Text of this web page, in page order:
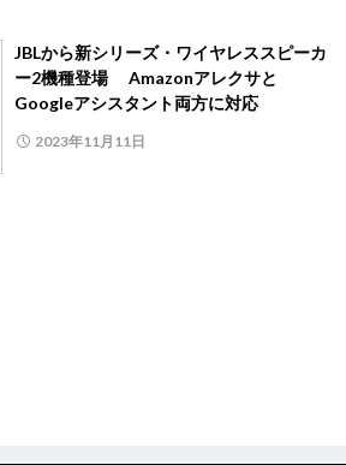
JBLから新シリーズ・ワイヤレススピーカ
ー2機種登場 Amazonアレクサと
Googleアシスタント両方に対応
2023年11月11日